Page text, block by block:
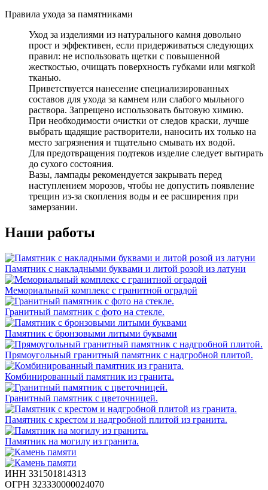
Правила ухода за памятниками
Уход за изделиями из натурального камня довольно
прост и эффективен, если придерживаться следующих
правил: не использовать щетки с повышенной
жесткостью, очищать поверхность губками или мягкой
тканью.
Приветствуется нанесение специализированных
составов для ухода за камнем или слабого мыльного
раствора. Запрещено использовать бытовую химию.
При необходимости очистки от следов краски, лучше
выбрать щадящие растворители, наносить их только на
место загрязнения и тщательно смывать их водой.
Для предотвращения подтеков изделие следует вытирать
до сухого состояния.
Вазы, лампады рекомендуется закрывать перед
наступлением морозов, чтобы не допустить появление
трещин из-за скопления воды и ее расширения при
замерзании.
Наши работы
Памятник с накладными буквами и литой розой из латуни
Мемориальный комплекс с гранитной оградой
Гранитный памятник с фото на стекле.
Памятник с бронзовыми литыми буквами
Прямоугольный гранитный памятник с надгробной плитой.
Комбинированный памятник из гранита.
Гранитный памятник с цветочницей.
Памятник с крестом и надгробной плитой из гранита.
Памятник на могилу из гранита.
ИНН 331501814313
ОГРН 323330000024070